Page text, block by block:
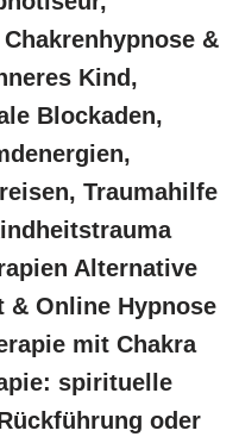
&
Kind,
Blockaden,
Traumahilfe
Alternative
& Online Hypnose
mit Chakra
spirituelle
oder